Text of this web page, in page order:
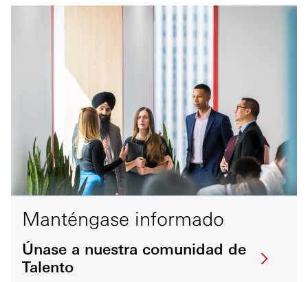
Manténgase informado
Únase a nuestra comunidad de
Talento